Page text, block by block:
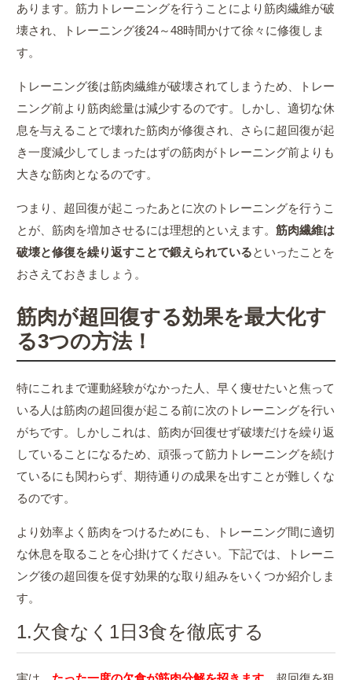
あります。筋力トレーニングを行うことにより筋肉繊維が破
壊され、トレーニング後24～48時間かけて徐々に修復しま
す。
トレーニング後は筋肉繊維が破壊されてしまうため、トレー
ニング前より筋肉総量は減少するのです。しかし、適切な休
息を与えることで壊れた筋肉が修復され、さらに超回復が起
き一度減少してしまったはずの筋肉がトレーニング前よりも
大きな筋肉となるのです。
つまり、超回復が起こったあとに次のトレーニングを行うこ
とが、筋肉を増加させるには理想的といえます。筋肉繊維は
破壊と修復を繰り返すことで鍛えられているといったことを
おさえておきましょう。
筋肉が超回復する効果を最大化す
る3つの方法！
特にこれまで運動経験がなかった人、早く痩せたいと焦って
いる人は筋肉の超回復が起こる前に次のトレーニングを行い
がちです。しかしこれは、筋肉が回復せず破壊だけを繰り返
していることになるため、頑張って筋力トレーニングを続け
ているにも関わらず、期待通りの成果を出すことが難しくな
るのです。
より効率よく筋肉をつけるためにも、トレーニング間に適切
な休息を取ることを心掛けてください。下記では、トレーニ
ング後の超回復を促す効果的な取り組みをいくつか紹介しま
す。
1.欠食なく1日3食を徹底する